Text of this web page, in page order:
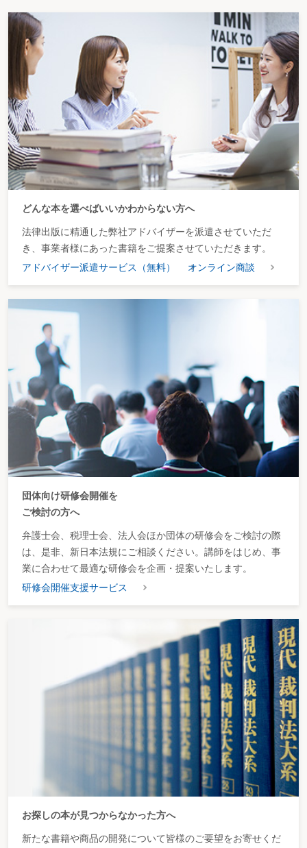
どんな本を選べばいいかわからない方へ
法律出版に精通した弊社アドバイザーを派遣させていただ
き、事業者様にあった書籍をご提案させていただきます。
アドバイザー派遣サービス（無料）
オンライン商談
団体向け研修会開催を
ご検討の方へ
弁護士会、税理士会、法人会ほか団体の研修会をご検討の際
は、是非、新日本法規にご相談ください。講師をはじめ、事
業に合わせて最適な研修会を企画・提案いたします。
研修会開催支援サービス
お探しの本が見つからなかった方へ
新たな書籍や商品の開発について皆様のご要望をお寄せくだ